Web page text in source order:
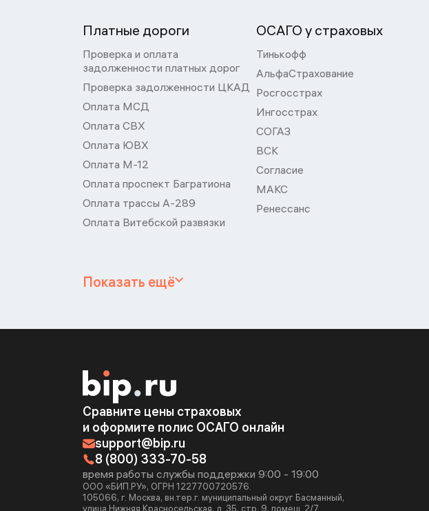
Платные дороги
Проверка и оплата
задолженности платных дорог
Проверка задолженности ЦКАД
Оплата МСД
Оплата СВХ
Оплата ЮВХ
Оплата М-12
Оплата проспект Багратиона
Оплата трассы А-289
Оплата Витебской развязки
ОСАГО у страховых
Тинькофф
АльфаСтрахование
Росгосстрах
Ингосстрах
СОГАЗ
ВСК
Согласие
МАКС
Ренессанс
Показать ещё
Сравните цены страховых
и оформите полис ОСАГО онлайн
support@bip.ru
8 (800) 333-70-58
время работы службы поддержки 9:00 - 19:00
ООО «БИП.РУ», ОГРН 1227700720576.
105066, г. Москва, вн.тер.г. муниципальный округ Басманный,
улица Нижняя Красносельская, д. 35, стр. 9, помещ. 2/7